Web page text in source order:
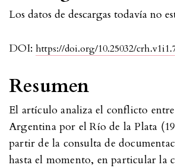
DOI: https://doi.org/10.25032/
Resumen
El artículo analiza el conflicto
Argentina por el Río de la Plata
partir de la consulta de
hasta el momento, en particular la
Los datos de descargas todavía no